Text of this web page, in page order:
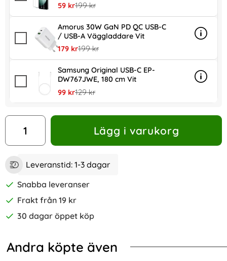
rea pris
59 krtidigare pris
199 kr
Amorus 30W GaN PD QC USB-C
/ USB-A Väggladdare Vit
rea pris
179 krtidigare pris
199 kr
Info
mer
Samsung Original USB-C EP-
DW767JWE, 180 cm Vit
rea pris
99 krtidigare pris
129 kr
Info
mer
antal
Lägg i varukorg
Leveranstid: 1-3 dagar
Snabba leveranser
Frakt från 19 kr
30 dagar öppet köp
Andra köpte även